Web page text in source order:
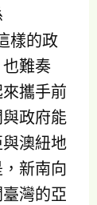
樣的政
難奏
攜手前
政府能
澳紐地
新南向
灣的亞